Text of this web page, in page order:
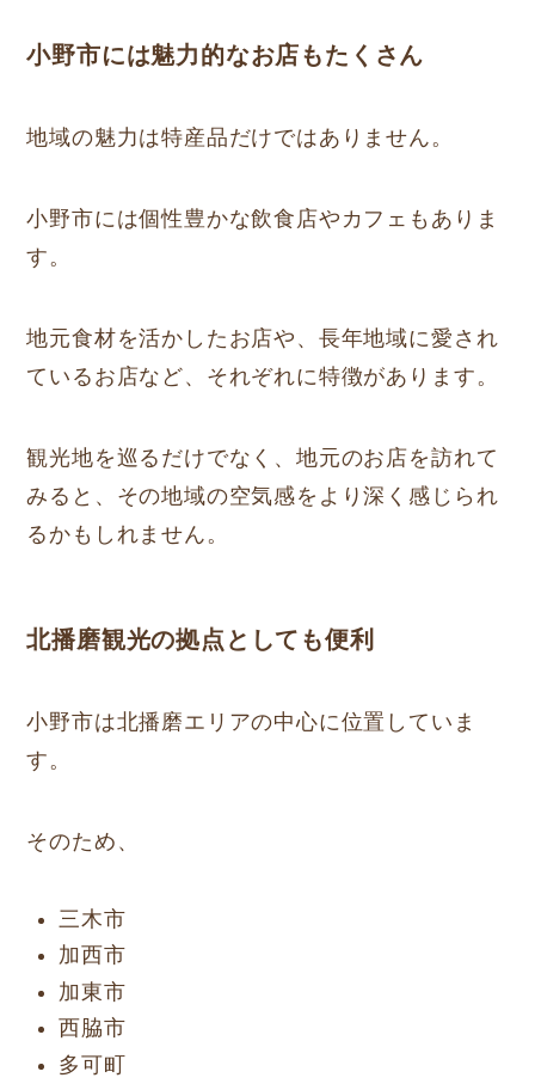
小野市には魅力的なお店もたくさん
地域の魅力は特産品だけではありません。
小野市には個性豊かな飲食店やカフェもありま
す。
地元食材を活かしたお店や、長年地域に愛され
ているお店など、それぞれに特徴があります。
観光地を巡るだけでなく、地元のお店を訪れて
みると、その地域の空気感をより深く感じられ
るかもしれません。
北播磨観光の拠点としても便利
小野市は北播磨エリアの中心に位置していま
す。
そのため、
三木市
加西市
加東市
西脇市
多可町